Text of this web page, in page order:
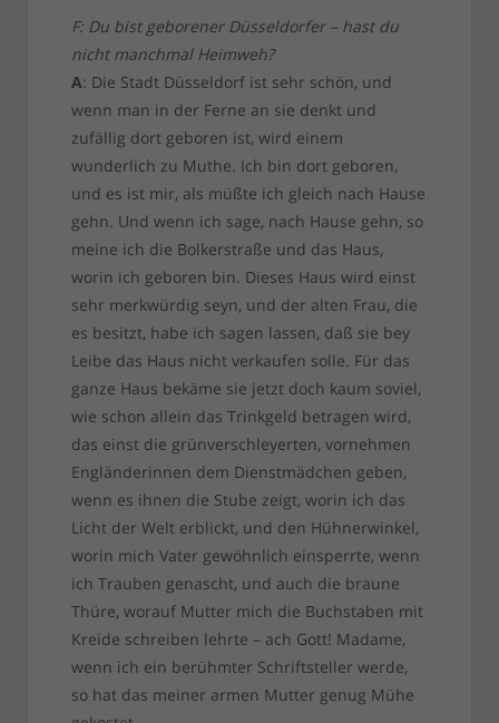
F: Du bist geborener Düsseldorfer – hast du
nicht manchmal Heimweh?
A: Die Stadt Düsseldorf ist sehr schön, und
wenn man in der Ferne an sie denkt und
zufällig dort geboren ist, wird einem
wunderlich zu Muthe. Ich bin dort geboren,
und es ist mir, als müßte ich gleich nach Hause
gehn. Und wenn ich sage, nach Hause gehn, so
meine ich die Bolkerstraße und das Haus,
worin ich geboren bin. Dieses Haus wird einst
sehr merkwürdig seyn, und der alten Frau, die
es besitzt, habe ich sagen lassen, daß sie bey
Leibe das Haus nicht verkaufen solle. Für das
ganze Haus bekäme sie jetzt doch kaum soviel,
wie schon allein das Trinkgeld betragen wird,
das einst die grünverschleyerten, vornehmen
Engländerinnen dem Dienstmädchen geben,
wenn es ihnen die Stube zeigt, worin ich das
Licht der Welt erblickt, und den Hühnerwinkel,
worin mich Vater gewöhnlich einsperrte, wenn
ich Trauben genascht, und auch die braune
Thüre, worauf Mutter mich die Buchstaben mit
Kreide schreiben lehrte – ach Gott! Madame,
wenn ich ein berühmter Schriftsteller werde,
so hat das meiner armen Mutter genug Mühe